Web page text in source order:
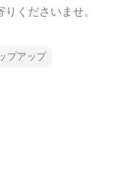
プアップ